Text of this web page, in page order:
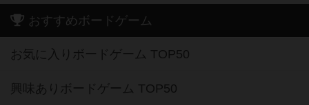
おすすめボードゲーム
お気に入りボードゲーム TOP50
興味ありボードゲーム TOP50